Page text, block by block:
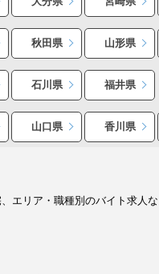
秋田県 山形県
石川県 福井県
山口県 香川県
エリア・職種別のバイト求人